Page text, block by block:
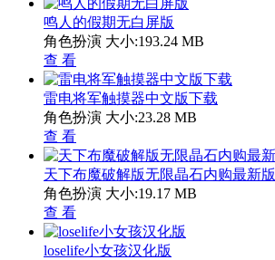
鸣人的假期无白屏版
角色扮演 大小:193.24 MB
查 看
雷电将军触摸器中文版下载
角色扮演 大小:23.28 MB
查 看
天下布魔破解版无限晶石内购最新版
角色扮演 大小:19.17 MB
查 看
loselife小女孩汉化版